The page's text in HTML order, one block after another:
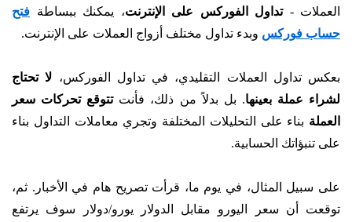
العملات -تداول الفوركس على الإنترنت، يمكنك ببساطة فتح
حساب فوركس وبدء تداول مختلف أزواج العملات على الإنترنت.
بعكس تداول العملات التقليدي، في تداول الفوركس، لا تحتاج
لشراء عملة بعينها. بل بدلاً من ذلك، فأنتتتوقع تحركات سعر
العملة بناء على التحليلات المختلفة وتجري معاملات التداول بناء
على تنبؤاتك الحسابية.
على سبيل المثال، في يوم ما، قرأت تصريح هام في الأخبار. ثم،
توقعت أن سعر اليورو مقابل الدولار يورو/دولار سوف يرتفع